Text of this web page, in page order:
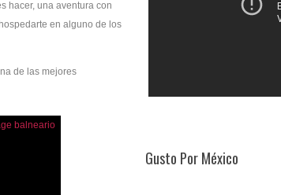
hacer, una aventura con
en alguno de los
de las mejores
Gusto Por México